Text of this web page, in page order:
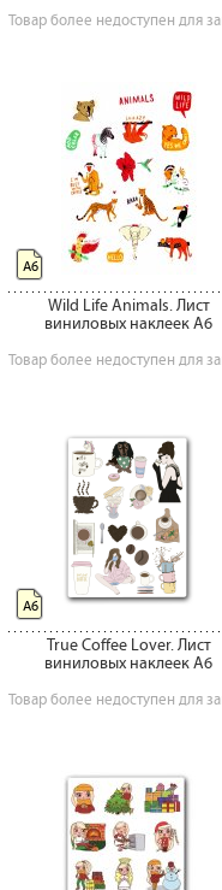
Товар более недоступен для
Wild Life Animals. Лист
виниловых наклеек А6
Товар более недоступен для
А6
True Coffee Lover. Лист
виниловых наклеек А6
Товар более недоступен для
А6